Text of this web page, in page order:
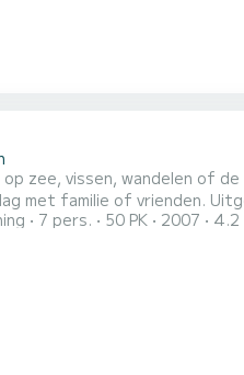
zee, vissen, wandelen of
met familie of vrienden.
redelijk brandstofverbruik.
7 pers. 50 PK 2007 4.2